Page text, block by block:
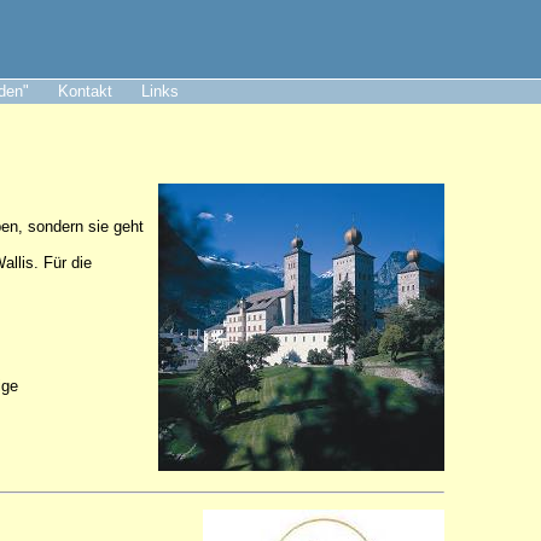
Kontakt Links
sondern sie geht
Für die